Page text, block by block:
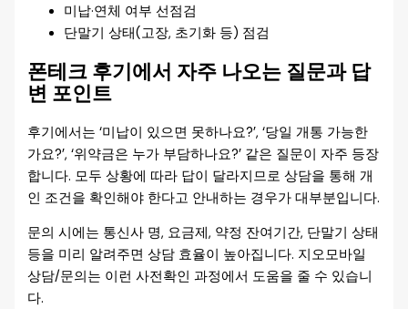
미납·연체 여부 선점검
단말기 상태(고장, 초기화 등) 점검
폰테크 후기에서 자주 나오는 질문과 답
변 포인트
후기에서는 ‘미납이 있으면 못하나요?’, ‘당일 개통 가능한
가요?’, ‘위약금은 누가 부담하나요?’ 같은 질문이 자주 등장
합니다. 모두 상황에 따라 답이 달라지므로 상담을 통해 개
인 조건을 확인해야 한다고 안내하는 경우가 대부분입니다.
문의 시에는 통신사 명, 요금제, 약정 잔여기간, 단말기 상태
등을 미리 알려주면 상담 효율이 높아집니다. 지오모바일
상담/문의는 이런 사전확인 과정에서 도움을 줄 수 있습니
다.